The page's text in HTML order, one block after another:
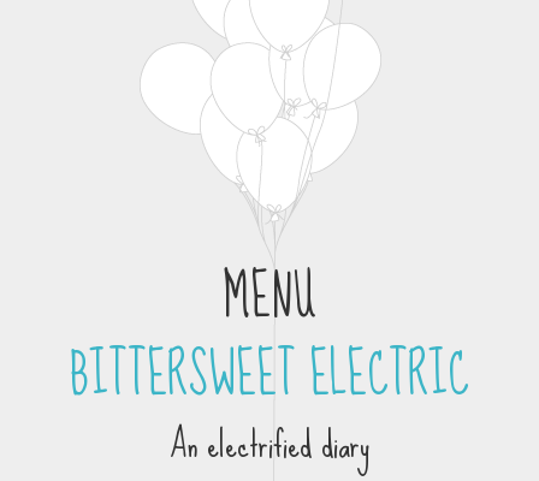
MENU
Skip to contentBITTERSWEET ELECTRIC
An electrified diary